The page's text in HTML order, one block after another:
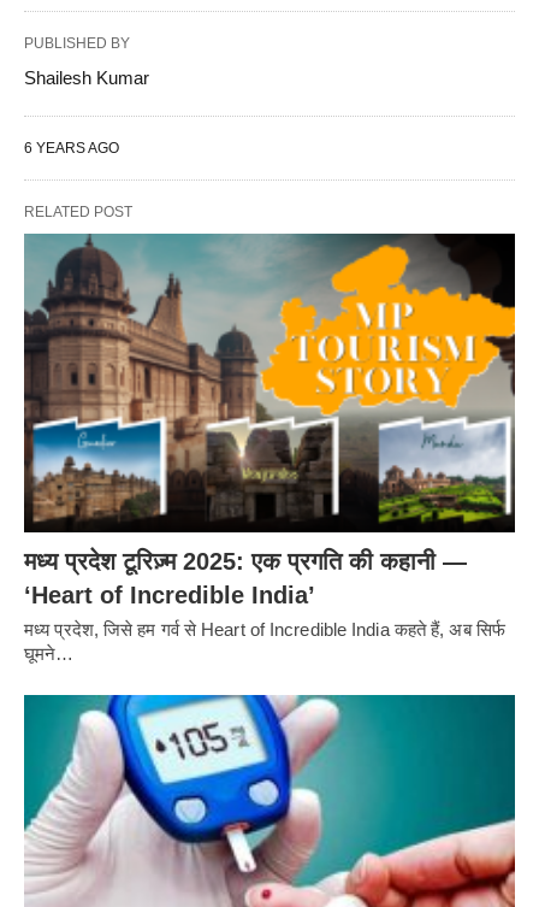
PUBLISHED BY
Shailesh Kumar
6 YEARS AGO
RELATED POST
मध्य प्रदेश टूरिज़्म 2025: एक प्रगति की कहानी —
‘Heart of Incredible India’
मध्य प्रदेश, जिसे हम गर्व से Heart of Incredible India कहते हैं, अब सिर्फ
घूमने…